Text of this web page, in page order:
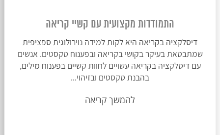
התמודדות מקצועית עם קשיי קריאה
דיסלקציה בקריאה היא לקות למידה נוירולוגית ספציפית
שמתבטאת בעיקר בקושי בקריאה ובפענוח טקסטים. אנשים
עם דיסלקציה בקריאה עשויים לחוות קשיים בפענוח מילים,
בהבנת טקסטים ובזיהוי...
להמשך קריאה